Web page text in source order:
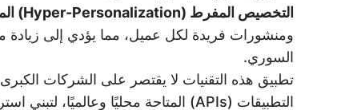
التخصيص المفرط (Hyper-Personalization) المدعوم بالذكاء الاصطناعي:
السوري.
التطبيقات (APIs) المتاحة محليًا وعالميًا، لتبني استراتيجية تسويق إلكتروني تعتمد على الذكاء الاصطناعي مع تكاليف تشغيل معقولة وعوائد مرتفعة.